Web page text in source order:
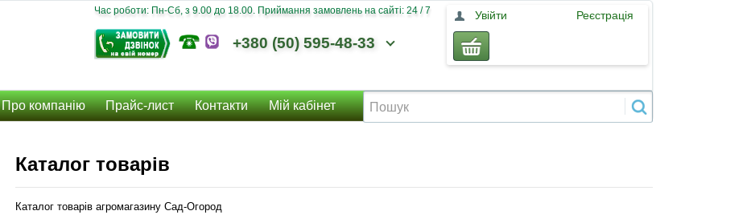
Час роботи: Пн-Сб, з 9.00 до 18.00. Приймання замовлень на сайті: 24 / 7
+380 (50) 595-48-33
Увійти Реєстрація
Про компанію Прайс-лист Контакти Мій кабінет
Каталог товарів
Каталог товарів агромагазину Сад-Огород